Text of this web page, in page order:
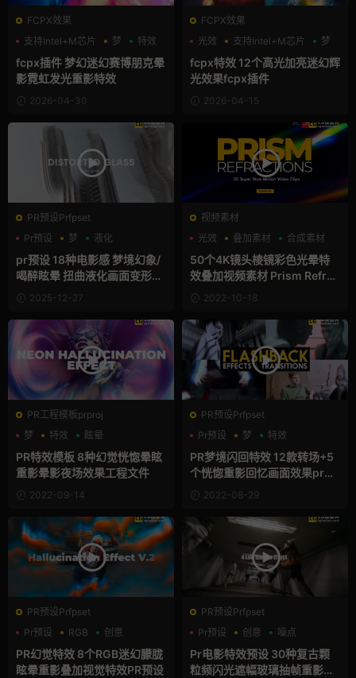
FCPX效果
支持Intel+M芯片
梦 特效
fcpx插件 梦幻迷幻赛博朋克晕
影霓虹发光重影特效
2026-04-30
FCPX效果
光效
支持Intel+M芯片 梦
fcpx特效 12个高光加亮迷幻辉
光效果fcpx插件
2026-04-15
PR预设Prfpset
Pr预设
梦 液化
pr预设 18种电影感 梦境幻象/
喝醉眩晕 扭曲液化画面变形特
效 2025-12-27
视频素材
光效
叠加素材 合成素材
50个4K镜头棱镜彩色光晕特
效叠加视频素材 Prism Refrac
tions2022-10-18
PR工程模板prproj
梦
特效 眩晕
PR特效模板 8种幻觉恍惚晕眩
重影晕影夜场效果工程文件
2022-09-14
PR预设Prfpset
Pr预设
梦 特效
PR梦境闪回特效 12款转场+5
个恍惚重影回忆画面效果pr预
设 Flashback Effects And Tr
ansitions
2022-08-29
PR预设Prfpset
Pr预设
RGB 创意
PR幻觉特效 8个RGB迷幻朦胧
眩晕重影叠加视觉特效PR预设
PR预设Prfpset
Pr预设
创意 噪点
Pr电影特效预设 30种复古颗
粒频闪光遮幅玻璃抽帧重影合